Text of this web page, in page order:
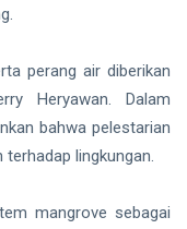
perang air diberikan
Heryawan. Dalam
bahwa pelestarian
lingkungan.
mangrove sebagai